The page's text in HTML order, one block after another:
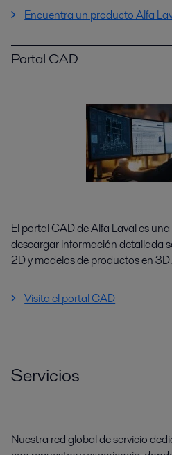
Encuentra un producto Alfa
Portal CAD
El portal CAD de Alfa Laval es
descargar información detallada
2D y modelos de productos en 3D.
Visita el portal CAD
Servicios
Nuestra red global de servicio